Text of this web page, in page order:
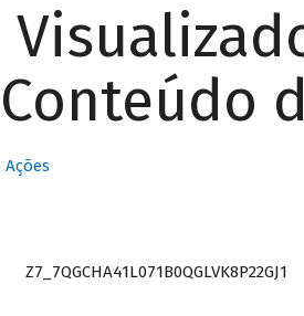
Conteúdo
Ações
Z7_7QGCHA41L071B0QGLVK8P22GJ1